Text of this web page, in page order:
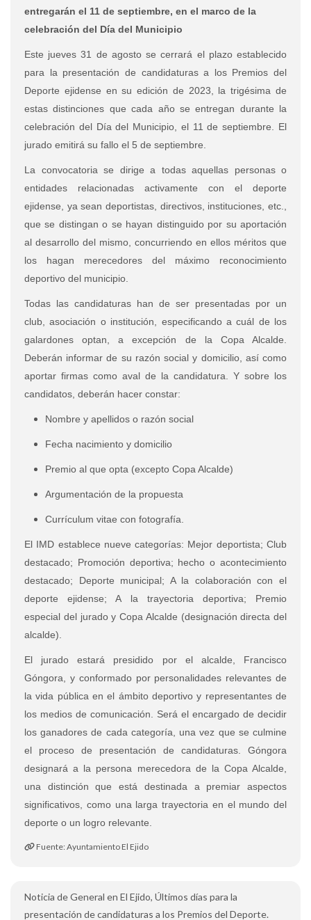
entregarán el 11 de septiembre, en el marco de la
celebración del Día del Municipio
Este jueves 31 de agosto se cerrará el plazo establecido
para la presentación de candidaturas a los Premios del
Deporte ejidense en su edición de 2023, la trigésima de
estas distinciones que cada año se entregan durante la
celebración del Día del Municipio, el 11 de septiembre. El
jurado emitirá su fallo el 5 de septiembre.
La convocatoria se dirige a todas aquellas personas o
entidades relacionadas activamente con el deporte
ejidense, ya sean deportistas, directivos, instituciones, etc.,
que se distingan o se hayan distinguido por su aportación
al desarrollo del mismo, concurriendo en ellos méritos que
los hagan merecedores del máximo reconocimiento
deportivo del municipio.
Todas las candidaturas han de ser presentadas por un
club, asociación o institución, especificando a cuál de los
galardones optan, a excepción de la Copa Alcalde.
Deberán informar de su razón social y domicilio, así como
aportar firmas como aval de la candidatura. Y sobre los
candidatos, deberán hacer constar:
Nombre y apellidos o razón social
Fecha nacimiento y domicilio
Premio al que opta (excepto Copa Alcalde)
Argumentación de la propuesta
Currículum vitae con fotografía.
El IMD establece nueve categorías: Mejor deportista; Club
destacado; Promoción deportiva; hecho o acontecimiento
destacado; Deporte municipal; A la colaboración con el
deporte ejidense; A la trayectoria deportiva; Premio
especial del jurado y Copa Alcalde (designación directa del
alcalde).
El jurado estará presidido por el alcalde, Francisco
Góngora, y conformado por personalidades relevantes de
la vida pública en el ámbito deportivo y representantes de
los medios de comunicación. Será el encargado de decidir
los ganadores de cada categoría, una vez que se culmine
el proceso de presentación de candidaturas. Góngora
designará a la persona merecedora de la Copa Alcalde,
una distinción que está destinada a premiar aspectos
significativos, como una larga trayectoria en el mundo del
deporte o un logro relevante.
Fuente: Ayuntamiento El Ejido
Noticia de General en El Ejido, Últimos días para la
presentación de candidaturas a los Premios del Deporte.